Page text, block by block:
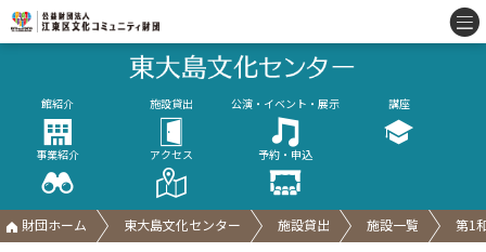
館紹介 施設貸出 公演・イベント・展示 講座
事業紹介 アクセス 予約・申込
財団ホーム 東大島文化センター 施設貸出 施設一覧 第1